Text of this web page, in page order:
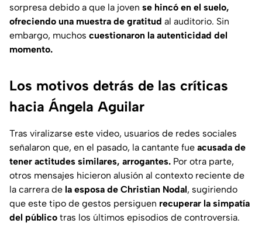
sorpresa debido a que la joven se hincó en el suelo,
ofreciendo una muestra de gratitud al auditorio. Sin
embargo, muchos cuestionaron la autenticidad del
momento.
Los motivos detrás de las críticas
hacia Ángela Aguilar
Tras viralizarse este video, usuarios de redes sociales
señalaron que, en el pasado, la cantante fue acusada de
tener actitudes similares, arrogantes. Por otra parte,
otros mensajes hicieron alusión al contexto reciente de
la carrera de la esposa de Christian Nodal, sugiriendo
que este tipo de gestos persiguen recuperar la simpatía
del público tras los últimos episodios de controversia.